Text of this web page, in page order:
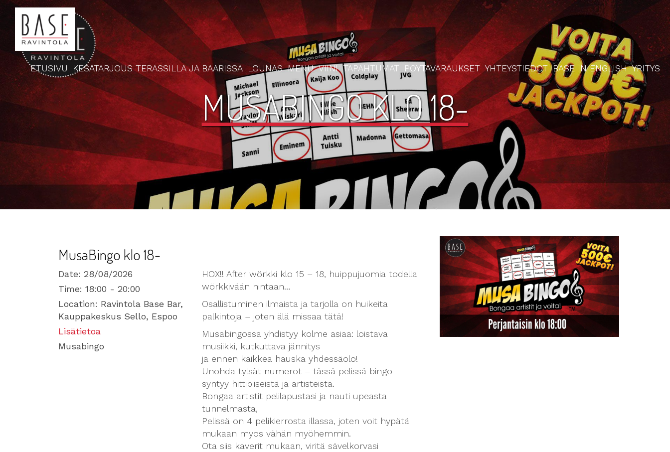
ETUSIVU KESÄTARJOUS TERASSILLA JA BAARISSA LOUNAS MENU VIINI TAPAHTUMAT PÖYTÄVARAUKSET YHTEYSTIEDOT BASE IN ENGLISH YRITYS
MUSABINGO KLO 18-
MusaBingo klo 18-
Date: 28/08/2026
Time: 18:00 - 20:00
Location: Ravintola Base Bar,
Kauppakeskus Sello, Espoo
Lisätietoa
Musabingo
HOX!! After wörkki klo 15 – 18, huippujuomia todella
wörkkivään hintaan…
Osallistuminen ilmaista ja tarjolla on huikeita
palkintoja – joten älä missaa tätä!
Musabingossa yhdistyy kolme asiaa: loistava
musiikki, kutkuttava jännitys
ja ennen kaikkea hauska yhdessäolo!
Unohda tylsät numerot – tässä pelissä bingo
syntyy hittibiiseistä ja artisteista.
Bongaa artistit pelilapustasi ja nauti upeasta
tunnelmasta,
Pelissä on 4 pelikierrosta illassa, joten voit hypätä
mukaan myös vähän myöhemmin.
Ota siis kaverit mukaan, viritä sävelkorvasi